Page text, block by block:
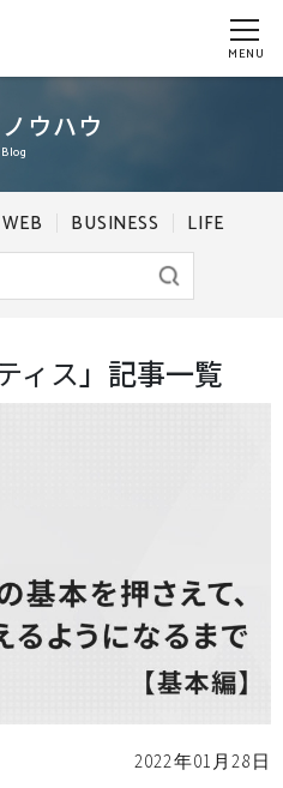
MENU
ウハウ
Blog
WEB BUSINESS LIFE
ィス 」記事一覧
2022年01月28日